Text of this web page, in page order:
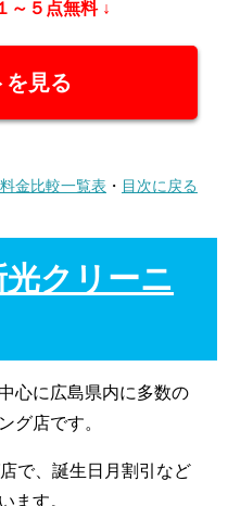
～５点無料 ↓
を見る
金比較一覧表 ・ 目次に戻る
光クリーニ
心に広島県内に多数の
グ店です。
で、誕生日月割引など
ます。